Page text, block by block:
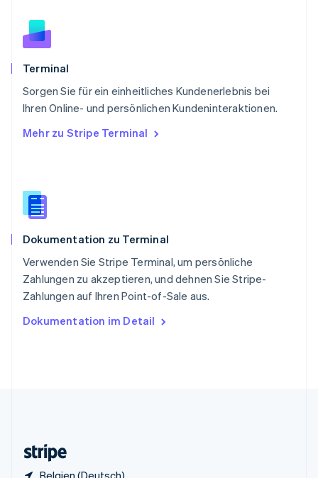
Terminal
Sorgen Sie für ein einheitliches Kundenerlebnis bei
Ihren Online- und persönlichen Kundeninteraktionen.
Mehr zu Stripe Terminal
Dokumentation zu Terminal
Verwenden Sie Stripe Terminal, um persönliche
Zahlungen zu akzeptieren, und dehnen Sie Stripe-
Zahlungen auf Ihren Point-of-Sale aus.
Dokumentation im Detail
Belgien (Deutsch)
English
Schweden
Svenska
Schweiz
Singapur
English简体中文
English
China
English
EspañolEnglish
Thailand
Tschechische Republik
English
English